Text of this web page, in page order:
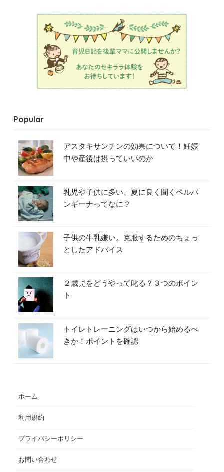
Popular
アスタキサンチンの効果について！妊娠
中や産後は摂っていいのか
乳児や子供に多い、夏に良く聞くペルパ
ンギーナってなに？
子供の牛乳嫌い。克服するためのちょっ
としたアドバイス
２歳児をどうやって叱る？３つのポイン
ト
トイレトレーニングはいつから始めるべ
きか！ポイントを確認
ホーム
利用規約
プライバシーポリシー
お問い合わせ